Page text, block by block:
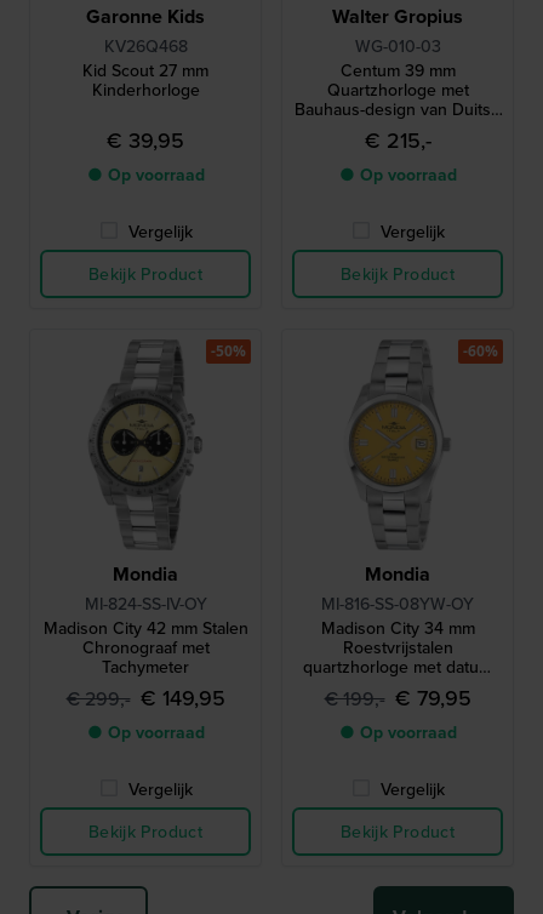
Garonne Kids
KV26Q468
Kid Scout 27 mm
Kinderhorloge
€ 39,95
● Op voorraad
Vergelijk
Bekijk Product
Walter Gropius
WG-010-03
Centum 39 mm
Quartzhorloge met
Bauhaus-design van Duitse
makelij
€ 215,-
● Op voorraad
Vergelijk
Bekijk Product
Mondia
MI-824-SS-IV-OY
Madison City 42 mm Stalen
Chronograaf met
Tachymeter
€ 299,- € 149,95
● Op voorraad
Vergelijk
Bekijk Product
-50%
Mondia
MI-816-SS-08YW-OY
Madison City 34 mm
Roestvrijstalen
quartzhorloge met datum
vergrootglas
€ 199,- € 79,95
● Op voorraad
Vergelijk
Bekijk Product
-60%